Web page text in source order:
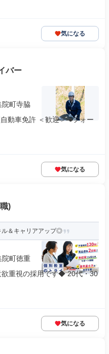
気になる
バー
院町寺脇
動車免許 ＜歓迎＞ ●フォー
気になる
)
＆キャリアアップ◎
院町徳重
重視の採用です◆ 20代・30
気になる